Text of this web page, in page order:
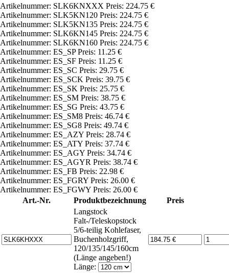
Artikelnummer: SLK6KNXXX Preis: 224.75 €
Artikelnummer: SLK5KN120 Preis: 224.75 €
Artikelnummer: SLK5KN135 Preis: 224.75 €
Artikelnummer: SLK6KN145 Preis: 224.75 €
Artikelnummer: SLK6KN160 Preis: 224.75 €
Artikelnummer: ES_SP Preis: 11.25 €
Artikelnummer: ES_SF Preis: 11.25 €
Artikelnummer: ES_SC Preis: 29.75 €
Artikelnummer: ES_SCK Preis: 39.75 €
Artikelnummer: ES_SK Preis: 25.75 €
Artikelnummer: ES_SM Preis: 38.75 €
Artikelnummer: ES_SG Preis: 43.75 €
Artikelnummer: ES_SM8 Preis: 46.74 €
Artikelnummer: ES_SG8 Preis: 49.74 €
Artikelnummer: ES_AZY Preis: 28.74 €
Artikelnummer: ES_ATY Preis: 37.74 €
Artikelnummer: ES_AGY Preis: 34.74 €
Artikelnummer: ES_AGYR Preis: 38.74 €
Artikelnummer: ES_FB Preis: 22.98 €
Artikelnummer: ES_FGRY Preis: 26.00 €
Artikelnummer: ES_FGWY Preis: 26.00 €
Art.-Nr.
Produktbezeichnung
Preis
Langstock
Falt-/Teleskopstock
5/6-teilig Kohlefaser,
Buchenholzgriff,
120/135/145/160cm
(Länge angeben!)
Länge: